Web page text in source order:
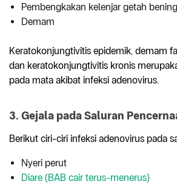
Pembengkakan kelenjar getah
Demam
Keratokonjungtivitis epidemik, demam
dan keratokonjungtivitis kronis
pada mata akibat infeksi adenovirus.
3. Gejala pada Saluran
Berikut ciri-ciri infeksi adenovirus pada
Nyeri perut
Diare (BAB cair terus-menerus)